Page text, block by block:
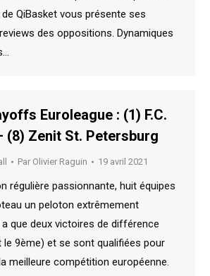
de QiBasket vous présente ses
des oppositions. Dynamiques
Euroleague : (1) F.C.
(8) Zenit St. Petersburg
Par Olivier Raguin 19 avril 2021
régulière passionnante, huit équipes
un peloton extrêmement
que deux victoires de différence
le 9ème) et se sont qualifiées pour
meilleure compétition européenne.